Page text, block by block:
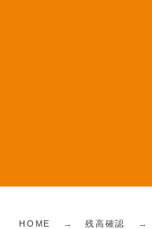
HOME 残高確認